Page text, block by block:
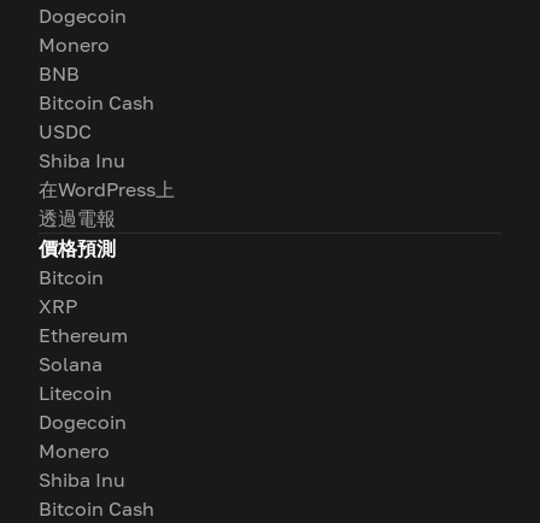
Dogecoin
Monero
BNB
Bitcoin Cash
USDC
Shiba Inu
在WordPress上
透過電報
價格預測
Bitcoin
XRP
Ethereum
Solana
Litecoin
Dogecoin
Monero
Shiba Inu
Bitcoin Cash